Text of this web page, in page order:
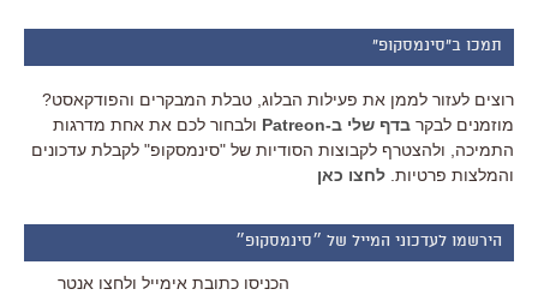
תמכו ב"סינמסקופ"
רוצים לעזור לממן את פעילות הבלוג, טבלת המבקרים והפודקאסט?
מוזמנים לבקר בדף שלי ב-Patreon
ולבחור לכם את אחת מדרגות
התמיכה, ולהצטרף לקבוצות הסודיות של "סינמסקופ" לקבלת עדכונים
והמלצות פרטיות. לחצו כאן
הירשמו לעדכוני המייל של ״סינמסקופ״
הכניסו כתובת אימייל ולחצו אנטר